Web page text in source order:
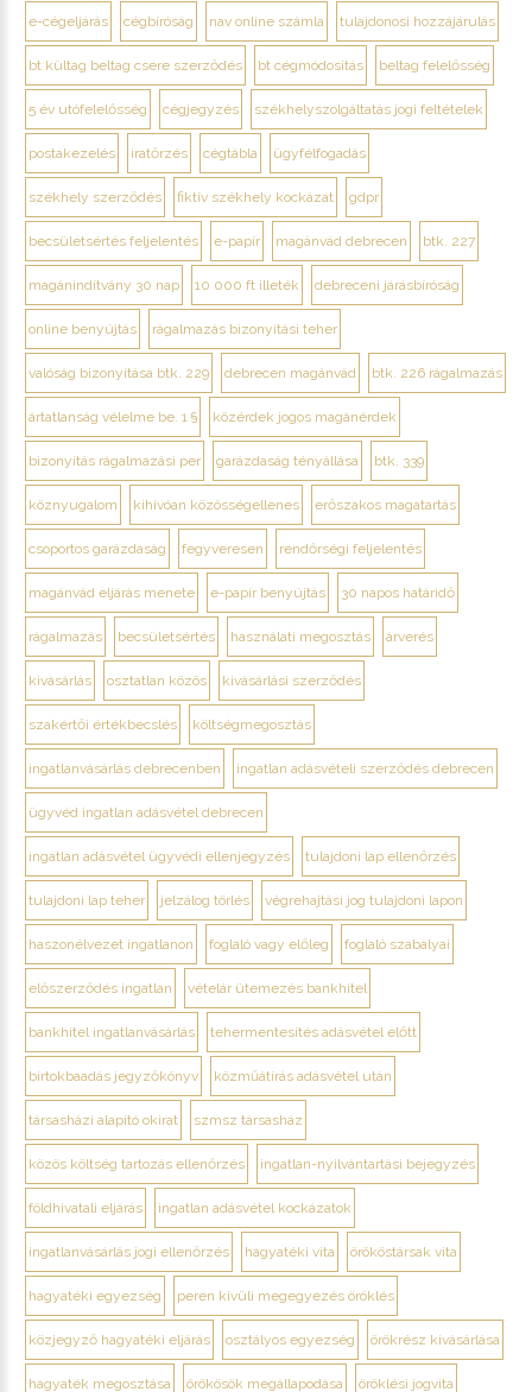
e-cégeljárás cégbíróság nav online számla tulajdonosi hozzájárulás
bt kültag beltag csere szerződés bt cégmódosítás beltag felelősség
5 év utófelelősség cégjegyzés székhelyszolgáltatás jogi feltételek
postakezelés iratőrzés cégtábla ügyfélfogadás
székhely szerződés fiktív székhely kockázat gdpr
becsületsértés feljelentés e-papír magánvád debrecen btk. 227
magánindítvány 30 nap 10 000 ft illeték debreceni járásbíróság
online benyújtás rágalmazás bizonyítási teher
valóság bizonyítása btk. 229 debrecen magánvád btk. 226 rágalmazás
ártatlanság vélelme be. 1 § közérdek jogos magánérdek
bizonyítás rágalmazási per garázdaság tényállása btk. 339
köznyugalom kihívóan közösségellenes erőszakos magatartás
csoportos garázdaság fegyveresen rendőrségi feljelentés
magánvád eljárás menete e-papír benyújtás 30 napos határidő
rágalmazás becsületsértés használati megosztás árverés
kivásárlás osztatlan közös kivásárlási szerződés
szakértői értékbecslés költségmegosztás
ingatlanvásárlás debrecenben ingatlan adásvételi szerződés debrecen
ügyvéd ingatlan adásvétel debrecen
ingatlan adásvétel ügyvédi ellenjegyzés tulajdoni lap ellenőrzés
tulajdoni lap teher jelzálog törlés végrehajtási jog tulajdoni lapon
haszonélvezet ingatlanon foglaló vagy előleg foglaló szabályai
előszerződés ingatlan vételár ütemezés bankhitel
bankhitel ingatlanvásárlás tehermentesítés adásvétel előtt
birtokbaadás jegyzőkönyv közműátírás adásvétel után
társasházi alapító okirat szmsz társasház
közös költség tartozás ellenőrzés ingatlan-nyilvántartási bejegyzés
földhivatali eljárás ingatlan adásvétel kockázatok
ingatlanvásárlás jogi ellenőrzés hagyatéki vita örököstársak vita
hagyatéki egyezség peren kívüli megegyezés öröklés
közjegyző hagyatéki eljárás osztályos egyezség örökrész kivásárlása
hagyaték megosztása örökösök megállapodása öröklési jogvita